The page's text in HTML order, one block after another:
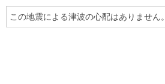
この地震による津波の心配はありません。